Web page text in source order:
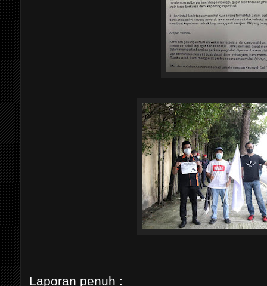
Laporan penuh :